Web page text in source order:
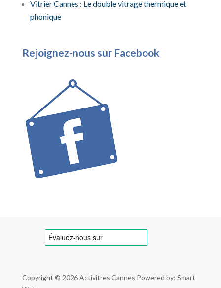
Vitrier Cannes : Le double vitrage thermique et
phonique
Rejoignez-nous sur Facebook
Copyright © 2026Activitres Cannes Powered by: Smart